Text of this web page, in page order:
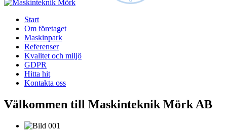
Start
Om företaget
Maskinpark
Referenser
Kvalitet och miljö
GDPR
Hitta hit
Kontakta oss
Välkommen till Maskinteknik Mörk AB